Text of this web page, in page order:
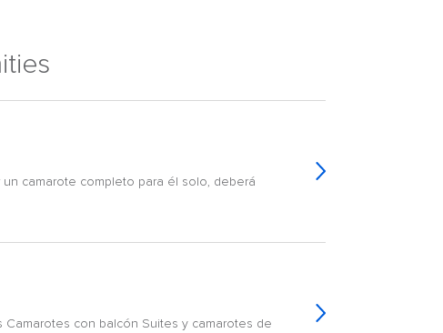
camarote completo para él solo, deberá
con balcón Suites y camarotes de